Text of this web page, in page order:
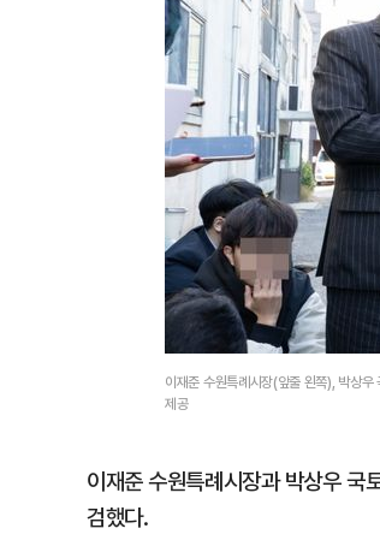
이재준 수원특례시장(앞줄 왼쪽), 박상
제공
이재준 수원특례시장과 박상우 국
검했다.